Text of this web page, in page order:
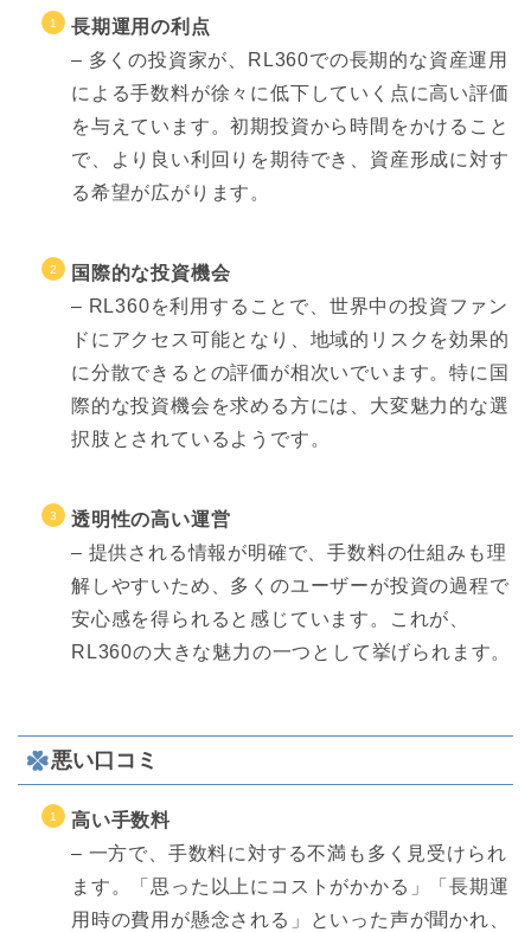
長期運用の利点
– 多くの投資家が、RL360での長期的な資産運用
による手数料が徐々に低下していく点に高い評価
を与えています。初期投資から時間をかけること
で、より良い利回りを期待でき、資産形成に対す
る希望が広がります。
国際的な投資機会
– RL360を利用することで、世界中の投資ファン
ドにアクセス可能となり、地域的リスクを効果的
に分散できるとの評価が相次いでいます。特に国
際的な投資機会を求める方には、大変魅力的な選
択肢とされているようです。
透明性の高い運営
– 提供される情報が明確で、手数料の仕組みも理
解しやすいため、多くのユーザーが投資の過程で
安心感を得られると感じています。これが、
RL360の大きな魅力の一つとして挙げられます。
悪い口コミ
高い手数料
– 一方で、手数料に対する不満も多く見受けられ
ます。「思った以上にコストがかかる」「長期運
用時の費用が懸念される」といった声が聞かれ、